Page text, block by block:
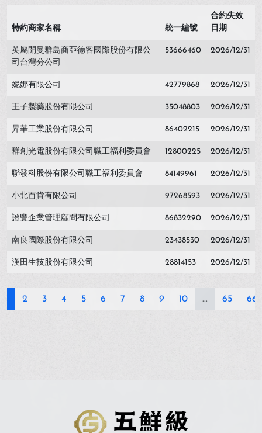
特約商家名稱 統一編號
合約失效
日期
英屬開曼群島商亞德客國際股份有限公
司台灣分公司
53666460 2026/12/31
妮娜有限公司 42779868 2026/12/31
王子製藥股份有限公司 35048803 2026/12/31
昇華工業股份有限公司 86402215 2026/12/31
群創光電股份有限公司職工福利委員會 12800225 2026/12/31
聯發科股份有限公司職工福利委員會 84149961 2026/12/31
小北百貨有限公司 97268593 2026/12/31
證豐企業管理顧問有限公司 86832290 2026/12/31
南良國際股份有限公司 23438530 2026/12/31
漢田生技股份有限公司 28814153 2026/12/31
2 3 4 5 6 7 8 9 10 ... 65 66